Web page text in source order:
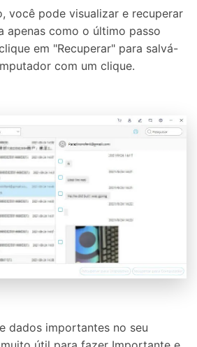
você pode visualizar e recuperar
apenas como o último passo
em "Recuperar" para salvá-
com um clique.
dados importantes no seu